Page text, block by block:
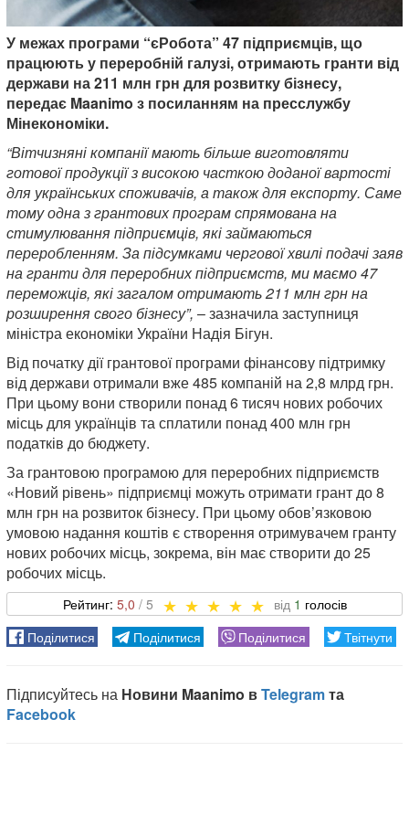
У межах програми “єРобота” 47 підприємців, що
працюють у переробній галузі, отримають гранти від
держави на 211 млн грн для розвитку бізнесу,
передає Maanimo з посиланням на пресслужбу
Мінекономіки.
“Вітчизняні компанії мають більше виготовляти
готової продукції з високою часткою доданої вартості
для українських споживачів, а також для експорту. Саме
тому одна з грантових програм спрямована на
стимулювання підприємців, які займаються
переробленням. За підсумками чергової хвилі подачі заяв
на гранти для переробних підприємств, ми маємо 47
переможців, які загалом отримають 211 млн грн на
розширення свого бізнесу”, – зазначила заступниця
міністра економіки України Надія Бігун.
Від початку дії грантової програми фінансову підтримку
від держави отримали вже 485 компаній на 2,8 млрд грн.
При цьому вони створили понад 6 тисяч нових робочих
місць для українців та сплатили понад 400 млн грн
податків до бюджету.
За грантовою програмою для переробних підприємств
«Новий рівень» підприємці можуть отримати грант до 8
млн грн на розвиток бізнесу. При цьому обов’язковою
умовою надання коштів є створення отримувачем гранту
нових робочих місць, зокрема, він має створити до 25
робочих місць.
5,0 1